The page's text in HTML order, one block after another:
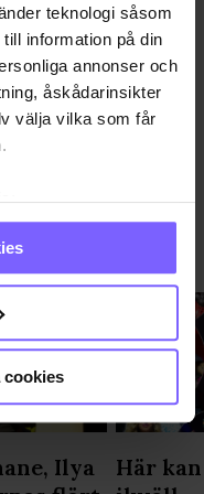
teknologi såsom
information på din
annonser och
åskådarinsikter
välja vilka som får
geografiska plats
upp till flera meter
aktivt skanna den
uppgifter
när som
anpassa innehållet
cookies
MER QX-GALAN 2026
Ilya
Här